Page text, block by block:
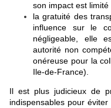
son impact est
la gratuité des
influence sur le
négligeable, elle
autorité non
onéreuse pour la
Ile-de-France).
Il est plus judicieux de
indispensables pour